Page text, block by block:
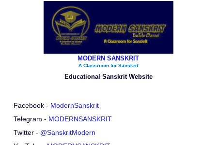
MODERN SANSKRIT
A Classroom for Sanskrit
Educational Sanskrit Website
Facebook - ModernSanskrit
Telegram - MODERNSANSKRIT
Twitter - @SanskritModern